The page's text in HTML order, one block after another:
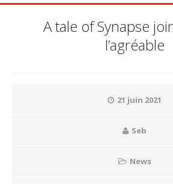
A tale of Synapse
l’agréable
21 juin 2021
Seb
News